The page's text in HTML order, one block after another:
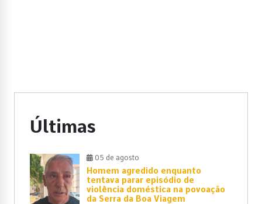
Últimas
05 de agosto
Homem agredido enquanto
tentava parar episódio de
violência doméstica na povoação
da Serra da Boa Viagem